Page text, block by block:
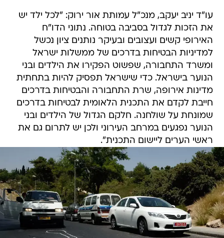
עו"ד יניב יעקב, מנכ"ל עמותת אור ירוק: "לכל ילד יש
את הזכות לגדול בסביבה בטוחה. נתוני הדו"ח
האירופי קשים ועצובים ובעיקר נותנים ציון נכשל
למדיניות הבטיחות בדרכים של ממשלות ישראל
ומשרד התחבורה, שפשוט הפקירו את הילדים ובני
הנוער בישראל. כדי שישראל תפסיק להיות בתחתית
מדינות אירופה, שרת התחבורה והבטיחות בדרכים
חייבת לקדם את התכנית הלאומית לבטיחות בדרכים
שמונחת על שולחנה. חלקם הגדול של הילדים ובני
הנוער נפגעים במרחב העירוני ולכן יש לתרום גם את
ראשי הערים ליישום התכנית".